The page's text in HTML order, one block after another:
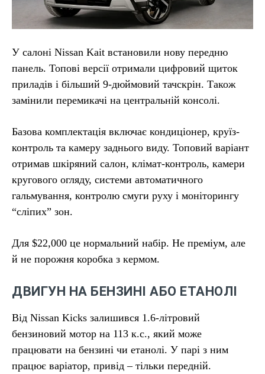
У салоні Nissan Kait встановили нову передню
панель. Топові версії отримали цифровий щиток
приладів і більший 9-дюймовий тачскрін. Також
замінили перемикачі на центральній консолі.
Базова комплектація включає кондиціонер, круїз-
контроль та камеру заднього виду. Топовий варіант
отримав шкіряний салон, клімат-контроль, камери
кругового огляду, системи автоматичного
гальмування, контролю смуги руху і моніторингу
“сліпих” зон.
Для $22,000 це нормальний набір. Не преміум, але
й не порожня коробка з кермом.
ДВИГУН НА БЕНЗИНІ АБО ЕТАНОЛІ
Від Nissan Kicks залишився 1.6-літровий
бензиновий мотор на 113 к.с., який може
працювати на бензині чи етанолі. У парі з ним
працює варіатор, привід – тільки передній.